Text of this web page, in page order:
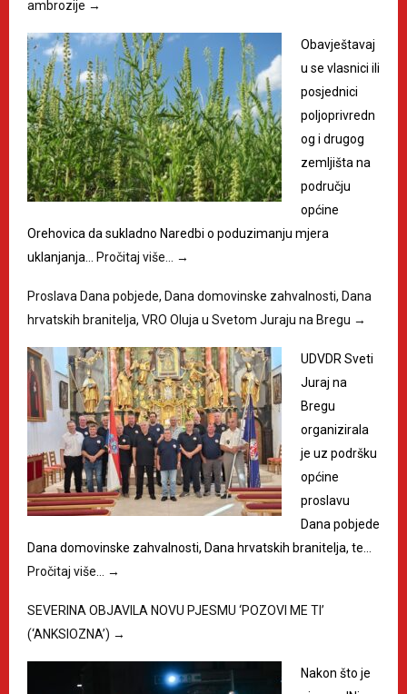
ambrozije →
Obavještavaj
u se vlasnici ili
posjednici
poljoprivredn
og i drugog
zemljišta na
području
općine
Orehovica da sukladno Naredbi o poduzimanju mjera
uklanjanja… Pročitaj više… →
Proslava Dana pobjede, Dana domovinske zahvalnosti, Dana
hrvatskih branitelja, VRO Oluja u Svetom Juraju na Bregu →
UDVDR Sveti
Juraj na
Bregu
organizirala
je uz podršku
općine
proslavu
Dana pobjede
Dana domovinske zahvalnosti, Dana hrvatskih branitelja, te…
Pročitaj više… →
SEVERINA OBJAVILA NOVU PJESMU ‘POZOVI ME TI’
(‘ANKSIOZNA’) →
Nakon što je